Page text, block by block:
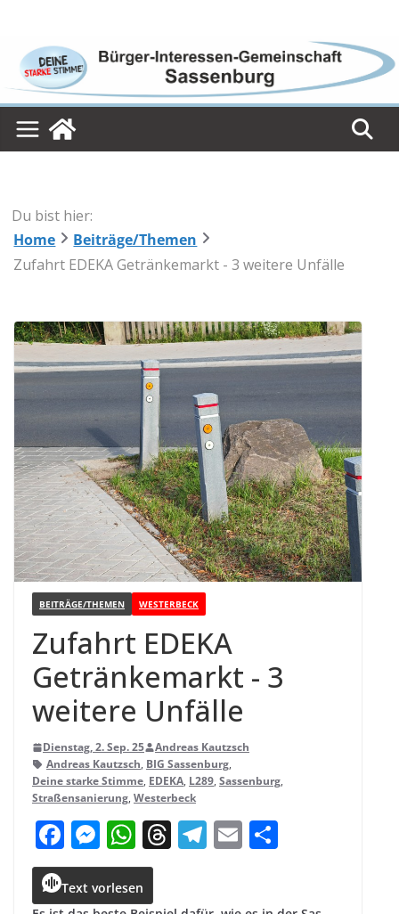
content
Du bist hier:
Home
Beiträge/Themen
Zufahrt EDEKA Getränkemarkt - 3 weitere Unfälle
BEITRÄGE/THEMEN WESTERBECK
Zufahrt EDEKA
Geträn­ke­markt - 3
wei­tere Unfälle
Dienstag, 2. Sep. 25
Andreas Kautzsch
Andreas Kautzsch, BIG Sassenburg,
Deine starke Stimme, EDEKA, L289, Sassenburg,
Straßensanierung, Westerbeck
F
a
c
M
e
ss
W
h
a
T T E
Text vorlesen